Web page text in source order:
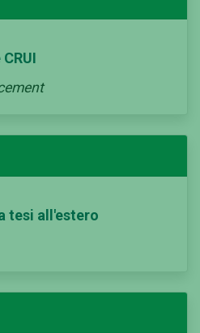
tesi all'estero